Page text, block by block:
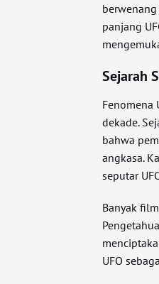
panjang
Sejarah
Fenomena
dekade.
bahwa
angkasa.
seputar
Banyak
UFO